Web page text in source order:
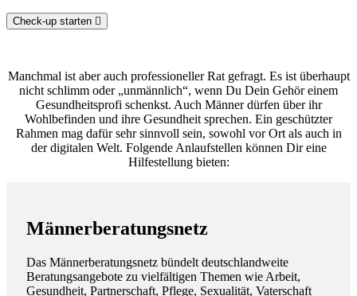
Check-up starten
Manchmal ist aber auch professioneller Rat gefragt. Es ist überhaupt
nicht schlimm oder „unmännlich“, wenn Du Dein Gehör einem
Gesundheitsprofi schenkst. Auch Männer dürfen über ihr
Wohlbefinden und ihre Gesundheit sprechen. Ein geschützter
Rahmen mag dafür sehr sinnvoll sein, sowohl vor Ort als auch in
der digitalen Welt. Folgende Anlaufstellen können Dir eine
Hilfestellung bieten:
Männerberatungsnetz
Das Männerberatungsnetz bündelt deutschlandweite
Beratungsangebote zu vielfältigen Themen wie Arbeit,
Gesundheit, Partnerschaft, Pflege, Sexualität, Vaterschaft